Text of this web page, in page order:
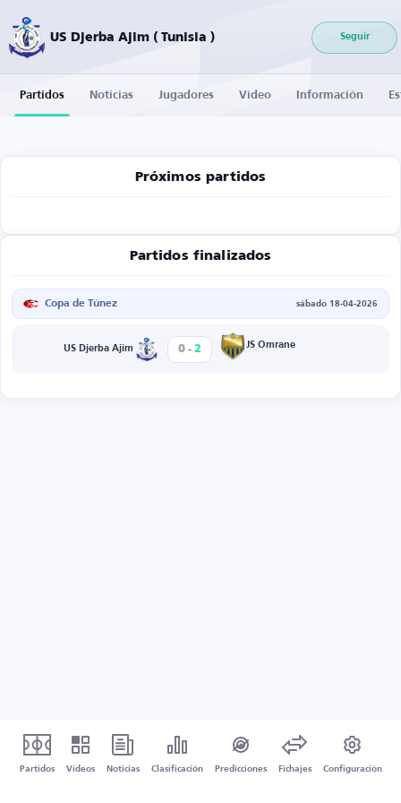
US Djerba Ajim ( Tunisia ) Seguir
Partidos Noticias Jugadores Vídeo Información
Próximos partidos
Partidos finalizados
Copa de Túnez sábado 18-04-2026
US Djerba Ajim 0 - 2 JS Omrane
Partidos Vídeos Noticias Clasificación Predicciones Fichajes Configuración